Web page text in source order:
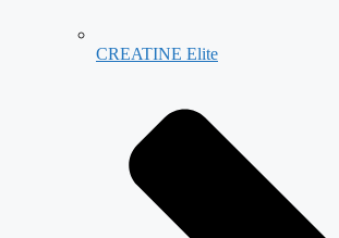
CREATINE Elite